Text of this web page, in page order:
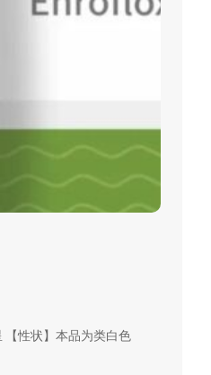
【性状】本品为类白色